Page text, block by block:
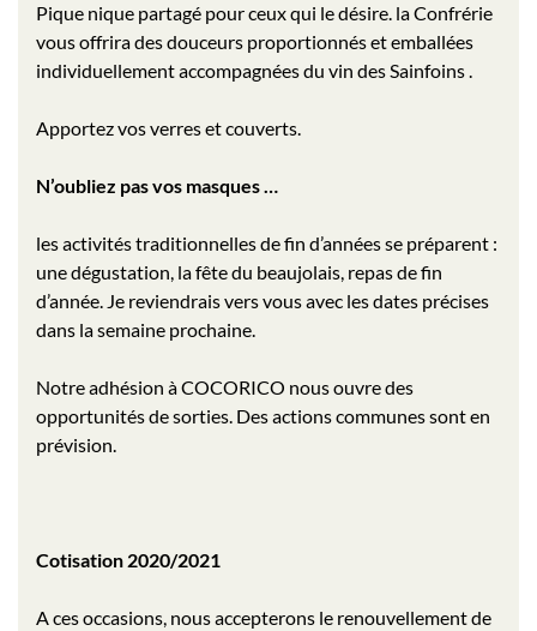
Pique nique partagé pour ceux qui le désire. la Confrérie
vous offrira des douceurs proportionnés et emballées
individuellement accompagnées du vin des Sainfoins .
Apportez vos verres et couverts.
N’oubliez pas vos masques …
les activités traditionnelles de fin d’années se préparent :
une dégustation, la fête du beaujolais, repas de fin
d’année. Je reviendrais vers vous avec les dates précises
dans la semaine prochaine.
Notre adhésion à COCORICO nous ouvre des
opportunités de sorties. Des actions communes sont en
prévision.
Cotisation 2020/2021
A ces occasions, nous accepterons le renouvellement de